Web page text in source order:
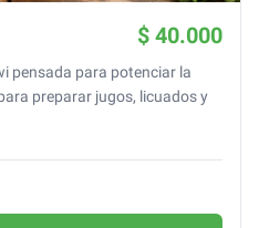
$ 40.000
pensada para potenciar la
preparar jugos, licuados y